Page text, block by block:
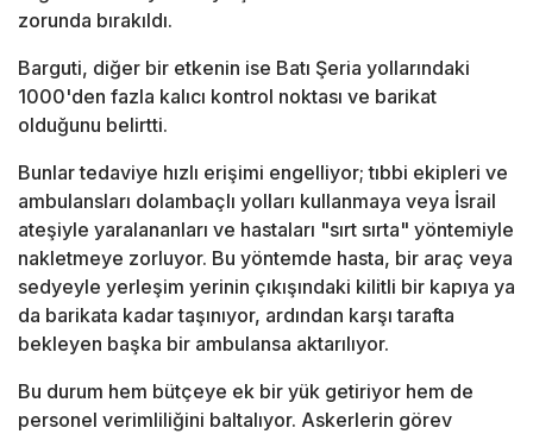
zorunda bırakıldı.
Barguti, diğer bir etkenin ise Batı Şeria yollarındaki
1000'den fazla kalıcı kontrol noktası ve barikat
olduğunu belirtti.
Bunlar tedaviye hızlı erişimi engelliyor; tıbbi ekipleri ve
ambulansları dolambaçlı yolları kullanmaya veya İsrail
ateşiyle yaralananları ve hastaları "sırt sırta" yöntemiyle
nakletmeye zorluyor. Bu yöntemde hasta, bir araç veya
sedyeyle yerleşim yerinin çıkışındaki kilitli bir kapıya ya
da barikata kadar taşınıyor, ardından karşı tarafta
bekleyen başka bir ambulansa aktarılıyor.
Bu durum hem bütçeye ek bir yük getiriyor hem de
personel verimliliğini baltalıyor. Askerlerin görev